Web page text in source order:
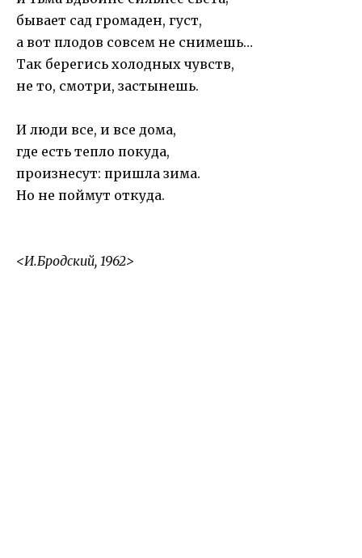
бывает сад громаден, густ,
а вот плодов совсем не снимешь…
Так берегись холодных чувств,
не то, смотри, застынешь.
И люди все, и все дома,
где есть тепло покуда,
произнесут: пришла зима.
Но не поймут откуда.
<И.Бродский, 1962>